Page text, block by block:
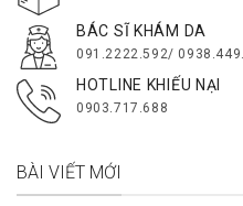
BÁC SĨ KHÁM DA
091.2222.592/
HOTLINE KHIẾU NẠI
0903.717.688
BÀI VIẾT MỚI